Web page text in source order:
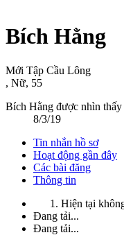
Bích Hằng
Mới Tập Cầu Lông
, Nữ, 55
Bích Hằng được nhìn thấy
8/3/19
Tin nhắn hồ sơ
Hoạt động gần đây
Các bài đăng
Thông tin
Hiện tại
Đang tải...
Đang tải...